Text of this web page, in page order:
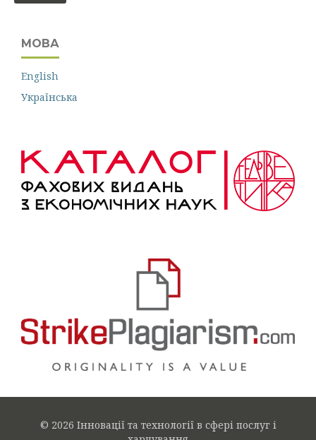
МОВА
English
Українська
© 2026 Інновації та технології в сфері послуг і